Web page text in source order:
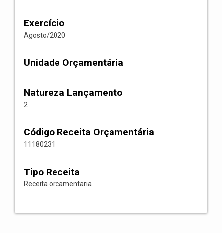
Exercício
Agosto/2020
Unidade Orçamentária
Natureza Lançamento
2
Código Receita Orçamentária
11180231
Tipo Receita
Receita orcamentaria